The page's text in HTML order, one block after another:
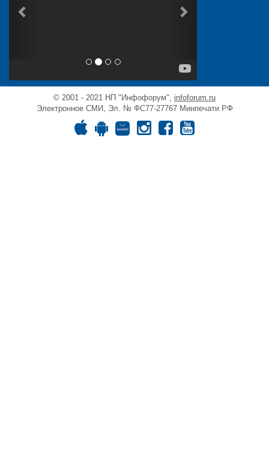
© 2001 - 2021 НП "Инфофорум", infoforum.ru
Электронное СМИ, Эл. № ФС77-27767 Минпечати РФ